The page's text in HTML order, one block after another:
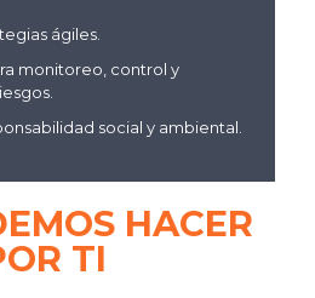
ágiles.
monitoreo, control y
social y ambiental.
HACER
TI